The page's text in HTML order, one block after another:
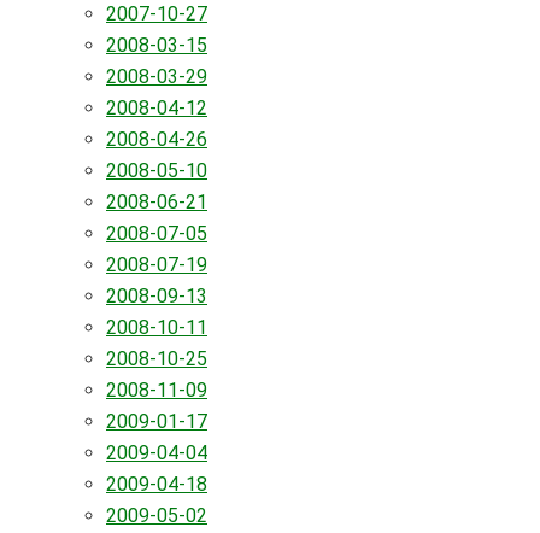
2007-10-27
2008-03-15
2008-03-29
2008-04-12
2008-04-26
2008-05-10
2008-06-21
2008-07-05
2008-07-19
2008-09-13
2008-10-11
2008-10-25
2008-11-09
2009-01-17
2009-04-04
2009-04-18
2009-05-02